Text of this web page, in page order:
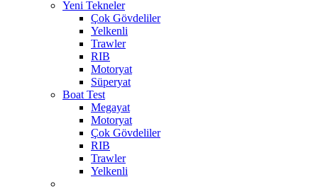
Yeni Tekneler
Çok Gövdeliler
Yelkenli
Trawler
RIB
Motoryat
Süperyat
Boat Test
Megayat
Motoryat
Çok Gövdeliler
RIB
Trawler
Yelkenli